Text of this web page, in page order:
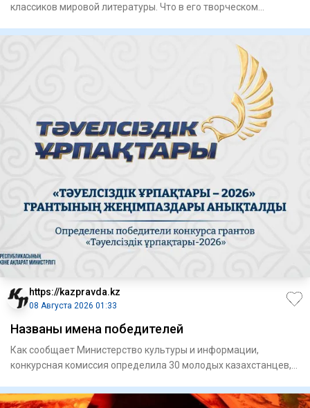
классиков мировой литературы. Что в его творческом
https://kazpravda.kz
08 Августа 2026 01:33
Названы имена победителей
Как сообщает Министерство культуры и информации,
конкурсная комиссия определила 30 молодых казахстанцев,